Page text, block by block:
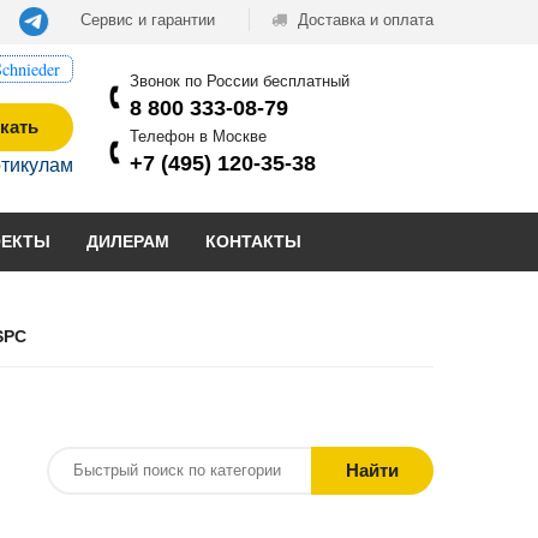
Сервис и гарантии Доставка и оплата
Звонок по России бесплатный
8 800 333-08-79
Телефон в Москве
+7 (495) 120-35-38
ДИЛЕРАМ КОНТАКТЫ
Найти